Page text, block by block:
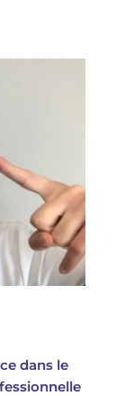
dans le